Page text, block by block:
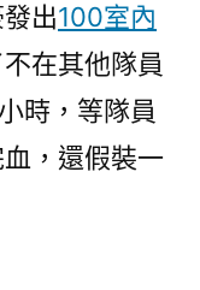
出100室內
在其他隊員
時，等隊員
，還假裝一